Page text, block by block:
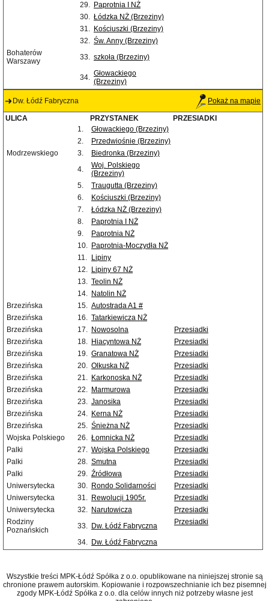
29. Paprotnia I NŻ
30. Łódzka NŻ (Brzeziny)
31. Kościuszki (Brzeziny)
32. Św. Anny (Brzeziny)
Bohaterów
Warszawy
33. szkoła (Brzeziny)
34. Głowackiego
(Brzeziny)
Dw. Łódź Fabryczna Pokaż na mapie
ULICA PRZYSTANEK
PRZESIADKI
1.
Głowackiego (Brzeziny)
2.
Przedwiośnie (Brzeziny)
Modrzewskiego
3.
Biedronka (Brzeziny)
4.
Woj. Polskiego
(Brzeziny)
5.
Traugutta (Brzeziny)
6.
Kościuszki (Brzeziny)
7.
Łódzka NŻ (Brzeziny)
8.
Paprotnia I NŻ
9.
Paprotnia NŻ
10. Paprotnia-Moczydła NŻ
11.
Lipiny
12. Lipiny 67 NŻ
13. Teolin NŻ
14. Natolin NŻ
Brzezińska
15. Autostrada A1 #
Brzezińska
16. Tatarkiewicza NŻ
Brzezińska
17. Nowosolna
Przesiadki
Brzezińska
18. Hiacyntowa NŻ
Przesiadki
Brzezińska
19. Granatowa NŻ
Przesiadki
Brzezińska
20. Olkuska NŻ
Przesiadki
Brzezińska
21. Karkonoska NŻ
Przesiadki
Brzezińska
22. Marmurowa
Przesiadki
Brzezińska
23. Janosika
Przesiadki
Brzezińska
24. Kerna NŻ
Przesiadki
Brzezińska
25. Śnieżna NŻ
Przesiadki
Wojska Polskiego
26. Łomnicka NŻ
Przesiadki
Palki
27. Wojska Polskiego
Przesiadki
Palki
28. Smutna
Przesiadki
Palki
29. Źródłowa
Przesiadki
Uniwersytecka
30. Rondo Solidarności
Przesiadki
Uniwersytecka
31. Rewolucji 1905r.
Przesiadki
Uniwersytecka
32. Narutowicza
Przesiadki
Rodziny
Poznańskich
33. Dw. Łódź Fabryczna Przesiadki
34. Dw. Łódź Fabryczna
Wszystkie treści MPK-Łódź Spółka z o.o. opublikowane na niniejszej stronie są
chronione prawem autorskim. Kopiowanie i rozpowszechnianie ich bez pisemnej
zgody MPK-Łódź Spółka z o.o. dla celów innych niż potrzeby własne jest